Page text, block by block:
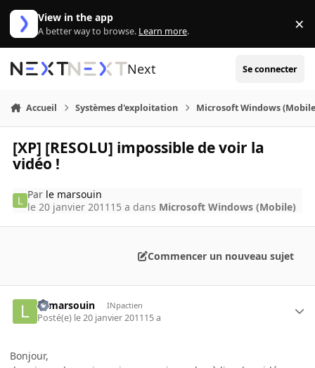
Aller au contenu
View in the app
A better way to browse. Learn more. ×
Next Se connecter
Accueil Systèmes d'exploitation Microsoft Windows
[XP] [RESOLU] impossible de voir la
vidéo !
Par le marsouin
le 20 janvier 2011 15 a dans Microsoft Windows (Mobile)
Commencer un nouveau sujet
le marsouin INpactien
Posté(e) le 20 janvier 201115 a
Bonjour,